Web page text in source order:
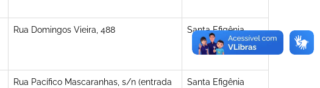
Rua Domingos Vieira, 488 Santa Efigênia
Rua Pacífico Mascaranhas, s/n (entrada
Santa Efigênia